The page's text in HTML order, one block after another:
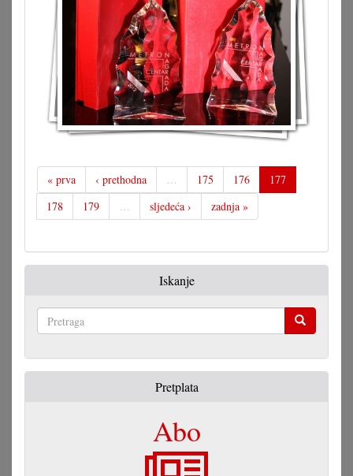
« prva ‹ prethodna … 175 176
177
178
179 … sljedeća › zadnja »
Iskanje
Pretplata
Abo